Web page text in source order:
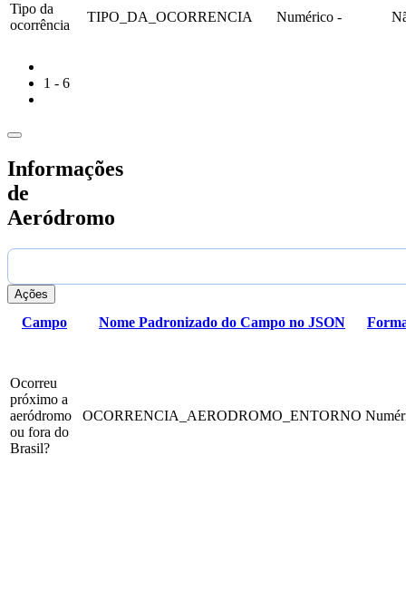
Tipo da
ocorrência
TIPO_DA_OCORRENCIA Numérico -
1 - 6
Informações
de
Aeródromo
Ações
Campo Nome Padronizado do Campo no JSON
Ocorreu
próximo a
aeródromo
ou fora do
Brasil?
OCORRENCIA_AERODROMO_ENTORNO